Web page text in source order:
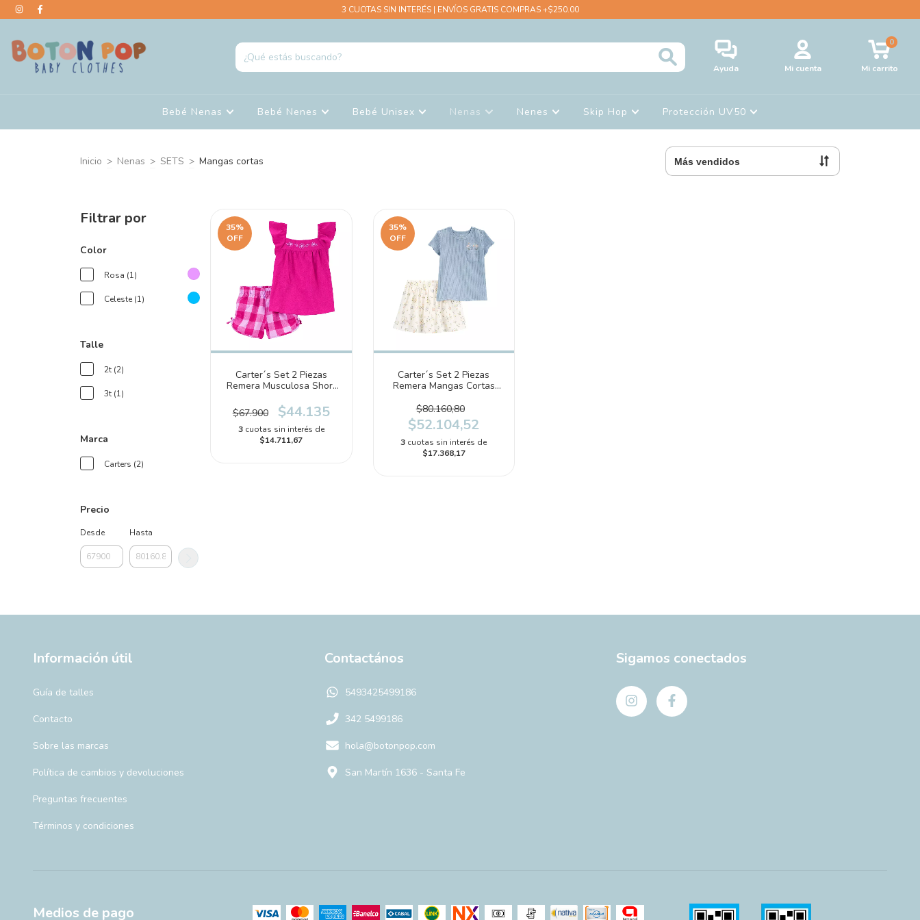
3 CUOTAS SIN INTERÉS | ENVÍOS GRATIS COMPRAS +$250.00
Ayuda Mi cuenta Mi carrito
0
Bebé Nenas Bebé Nenes Bebé Unisex Nenas Nenes Skip Hop Protección UV50
Inicio > Nenas > SETS > Mangas cortas
Filtrar por
Color
Rosa (1)
Celeste (1)
Talle
2t (2)
3t (1)
Marca
Carters (2)
Precio
Desde Hasta
35%
OFF
Carter´s Set 2 Piezas
Remera Musculosa Short
$67.900
$44.135
3 cuotas sin interés de
$14.711,67
35%
OFF
Carter´s Set 2 Piezas
Remera Mangas Cortas
$80.160,80
$52.104,52
3 cuotas sin interés de
$17.368,17
Información útil
Guía de talles
Contacto
Sobre las marcas
Política de cambios y devoluciones
Preguntas frecuentes
Términos y condiciones
Contactános
5493425499186
342 5499186
hola@botonpop.com
San Martín 1636 - Santa Fe
Sigamos conectados
Medios de pago